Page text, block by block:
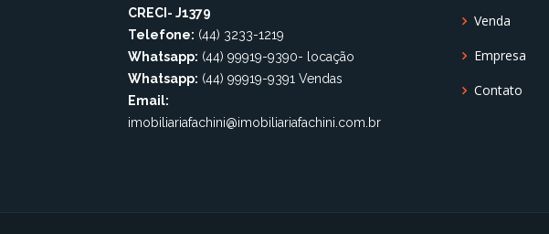
CRECI- J1379
Telefone: (44) 3233-1219
Whatsapp: (44) 99919-9390- locação
Whatsapp: (44) 99919-9391 Vendas
Email:
imobiliariafachini@imobiliariafachini.com.br
Venda
Empresa
Contato